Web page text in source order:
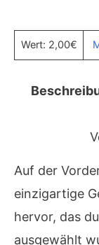
Wert: 2,00€
Auf der
einzigartige
hervor, das
ausgewählt